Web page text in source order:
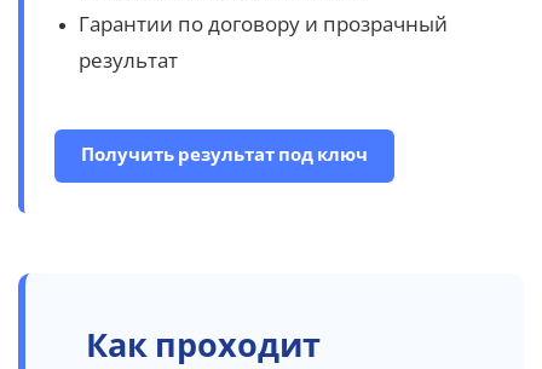
Гарантии по договору и прозрачный
результат
Получить результат под ключ
Как проходит